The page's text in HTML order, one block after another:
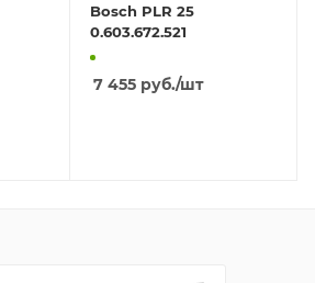
Bosch PLR 25
0.603.672.521
7 455руб./шт